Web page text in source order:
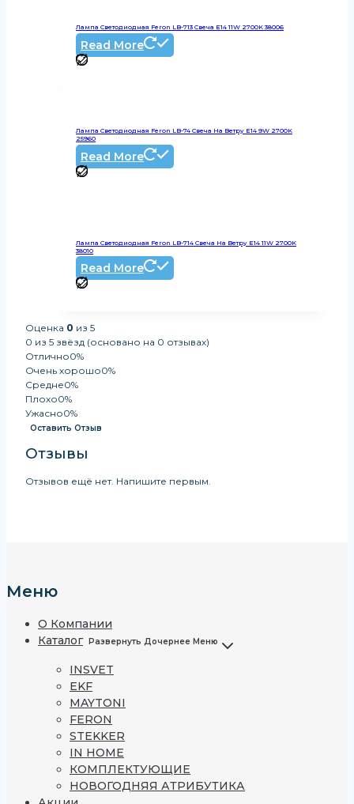
Лампа Светодиодная Feron LB-713 Свеча E14 11W 2700K 38006
Read More
Лампа Светодиодная Feron LB-74 Свеча На Ветру E14 9W 2700K
25960
Read More
Лампа Светодиодная Feron LB-714 Свеча На Ветру E14 11W 2700K
38010
Read More
Оценка 0 из 5
0 из 5 звёзд (основано на 0 отзывах)
Отлично0%
Очень хорошо0%
Средне0%
Плохо0%
Ужасно0%
Оставить Отзыв
Отзывы
Отзывов ещё нет. Напишите первым.
Меню
О Компании
Каталог
Развернуть Дочернее Меню
INSVET
EKF
MAYTONI
FERON
STEKKER
IN HOME
КОМПЛЕКТУЮЩИЕ
НОВОГОДНЯЯ АТРИБУТИКА